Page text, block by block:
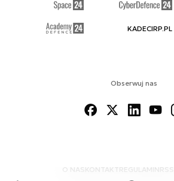
Obserwuj nas
O NAS KONTAKTREGULAMINRSS
KADECIRP.PL